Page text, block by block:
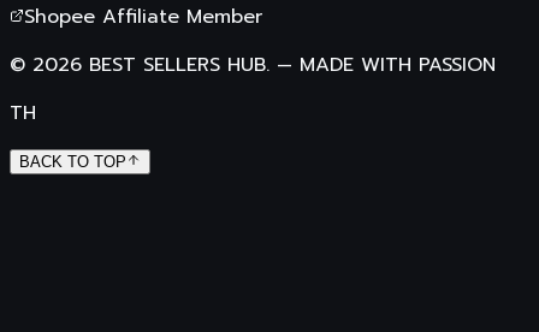
Shopee Affiliate Member
© 2026 BEST SELLERS HUB. — MADE WITH PASSION
TH
BACK TO TOP